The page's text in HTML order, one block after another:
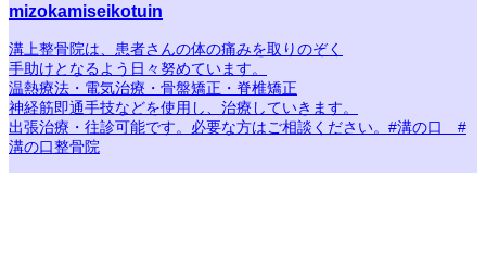
mizokamiseikotuin
溝上整骨院は、患者さんの体の痛みを取りのぞく
手助けとなるよう日々努めています。
温熱療法・電気治療・骨盤矯正・脊椎矯正
神経筋即通手技などを使用し、治療していきます。
出張治療・往診可能です。必要な方はご相談ください。#溝の口 #
溝の口整骨院